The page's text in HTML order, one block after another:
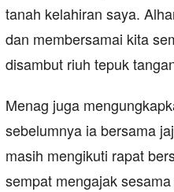
tanah kelahiran saya.
dan membersamai kita
disambut riuh tepuk
Menag juga
sebelumnya ia bersama
masih mengikuti rapat
sempat mengajak